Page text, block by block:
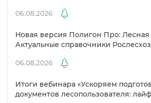
06.08.2026
Новая версия Полигон Про: Лесная
Актуальные справочники
06.08.2026
Итоги вебинара «Ускоряем
документов лесопользователя: